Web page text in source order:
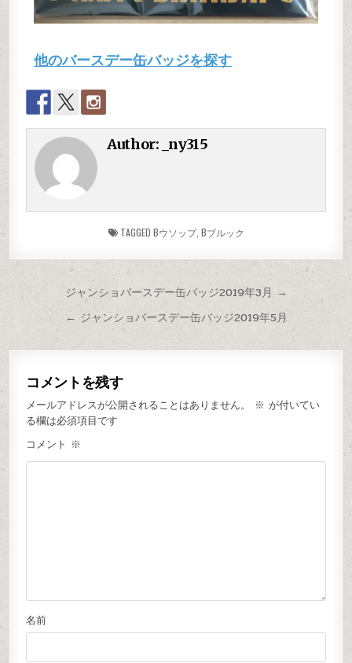
他のバースデー缶バッジを探す
Author: _ny315
TAGGED Bウソップ, Bブルック
ジャンショバースデー缶バッジ2019年3月 →
← ジャンショバースデー缶バッジ2019年5月
コメントを残す
メールアドレスが公開されることはありません。 ※ が付いてい
る欄は必須項目です
コメント ※
名前